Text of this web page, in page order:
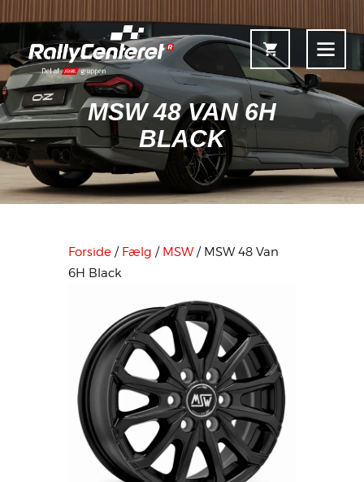
MSW 48 VAN 6H
BLACK
Forside
Shop
Information & Service
Fælgkonfigurator
Forside / Fælg / MSW/ MSW 48 Van
6H Black